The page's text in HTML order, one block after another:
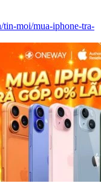
moi/mua-iphone-tra-